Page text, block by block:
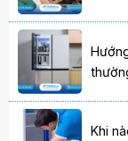
Khi